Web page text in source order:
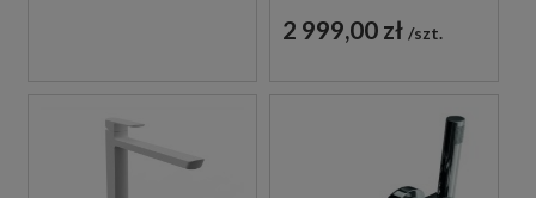
JEDNOUCHWYTOWA
CZARNA
2 999,00 zł szt.